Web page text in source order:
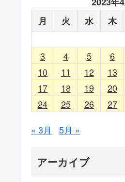
月
火 水 木
3
4 5 6
10
11 12 13
17
18 19 20
24
25 26 27
« 3月 5月 »
アーカイブ